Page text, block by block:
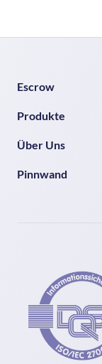
Escrow
Produkte
Über Uns
Pinnwand